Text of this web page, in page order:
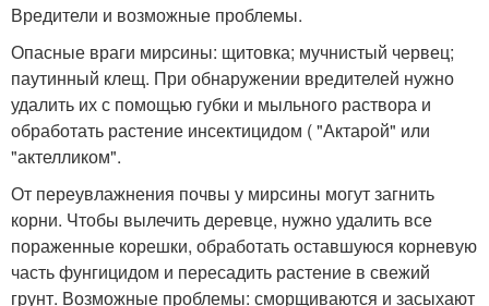
Вредители и возможные проблемы.
Опасные враги мирсины: щитовка; мучнистый червец;
паутинный клещ. При обнаружении вредителей нужно
удалить их с помощью губки и мыльного раствора и
обработать растение инсектицидом ( "Актарой" или
"актелликом".
От переувлажнения почвы у мирсины могут загнить
корни. Чтобы вылечить деревце, нужно удалить все
пораженные корешки, обработать оставшуюся корневую
часть фунгицидом и пересадить растение в свежий
грунт. Возможные проблемы: сморщиваются и засыхают